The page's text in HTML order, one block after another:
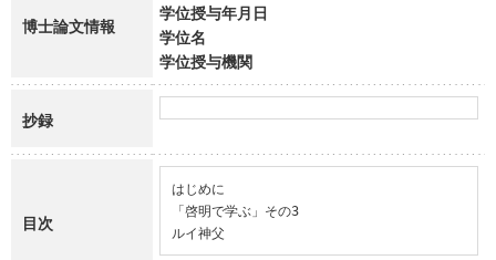
博士論文情報
学位授与年月日
学位名
学位授与機関
抄録
目次
はじめに
「啓明で学ぶ」その3
ルイ神父